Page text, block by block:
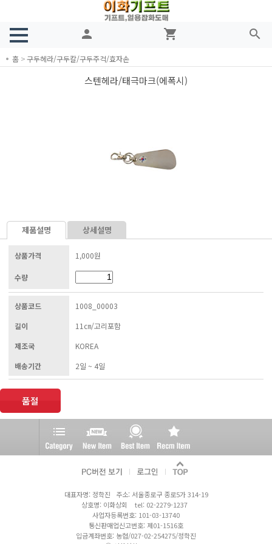
person shopping_cart search
홈 >구두헤라/구두칼/구두주걱/효자손
스텐헤라/태극마크(에폭시)
제품설명 상세설명
상품가격 1,000원
수량
상품코드
1008_00003
길이
11㎝/고리포함
제조국
KOREA
배송기간
2일 ~ 4일
대표자명: 정학진 주소: 서울종로구 종로5가 314-19
상호명: 이화상회 tel: 02-2279-1237
사업자등록번호: 101-03-13740
통신판매업신고번호: 제01-1516호
입금계좌번호: 농협/027-02-254275/정학진